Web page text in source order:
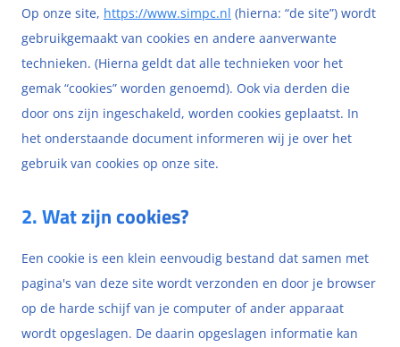
Op onze site, https://www.simpc.nl (hierna: “de site”) wordt
gebruikgemaakt van cookies en andere aanverwante
technieken. (Hierna geldt dat alle technieken voor het
gemak “cookies” worden genoemd). Ook via derden die
door ons zijn ingeschakeld, worden cookies geplaatst. In
het onderstaande document informeren wij je over het
gebruik van cookies op onze site.
2. Wat zijn cookies?
Een cookie is een klein eenvoudig bestand dat samen met
pagina's van deze site wordt verzonden en door je browser
op de harde schijf van je computer of ander apparaat
wordt opgeslagen. De daarin opgeslagen informatie kan